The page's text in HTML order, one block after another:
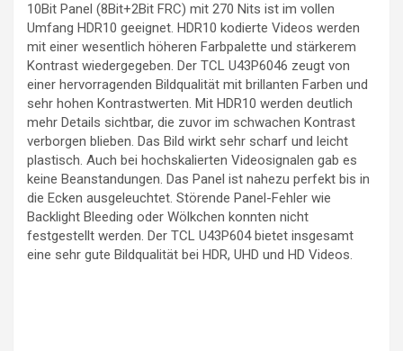
10Bit Panel (8Bit+2Bit FRC) mit 270 Nits ist im vollen
Umfang HDR10 geeignet. HDR10 kodierte Videos werden
mit einer wesentlich höheren Farbpalette und stärkerem
Kontrast wiedergegeben. Der TCL U43P6046 zeugt von
einer hervorragenden Bildqualität mit brillanten Farben und
sehr hohen Kontrastwerten. Mit HDR10 werden deutlich
mehr Details sichtbar, die zuvor im schwachen Kontrast
verborgen blieben. Das Bild wirkt sehr scharf und leicht
plastisch. Auch bei hochskalierten Videosignalen gab es
keine Beanstandungen. Das Panel ist nahezu perfekt bis in
die Ecken ausgeleuchtet. Störende Panel-Fehler wie
Backlight Bleeding oder Wölkchen konnten nicht
festgestellt werden. Der TCL U43P604 bietet insgesamt
eine sehr gute Bildqualität bei HDR, UHD und HD Videos.